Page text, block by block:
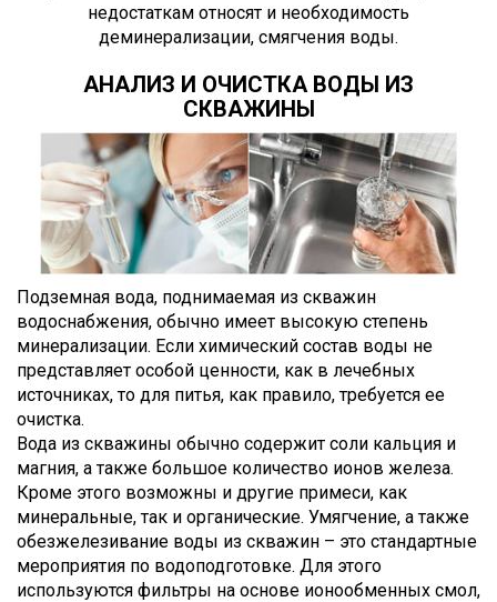
недостаткам относят и необходимость
деминерализации, смягчения воды.
АНАЛИЗ И ОЧИСТКА ВОДЫ ИЗ
СКВАЖИНЫ
Подземная вода, поднимаемая из скважин
водоснабжения, обычно имеет высокую степень
минерализации. Если химический состав воды не
представляет особой ценности, как в лечебных
источниках, то для питья, как правило, требуется ее
очистка.
Вода из скважины обычно содержит соли кальция и
магния, а также большое количество ионов железа.
Кроме этого возможны и другие примеси, как
минеральные, так и органические. Умягчение, а также
обезжелезивание воды из скважин – это стандартные
мероприятия по водоподготовке. Для этого
используются фильтры на основе ионообменных смол,